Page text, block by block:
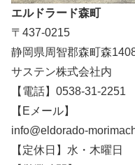
エルドラード森町
〒437-0215
静岡県周智郡森町森
サステン株式会社内
【電話】0538-31-2251
【Eメール】
info@eldorado-
【定休日】水・木曜日